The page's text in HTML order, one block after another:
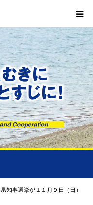
知事選挙が１１月９日（日）